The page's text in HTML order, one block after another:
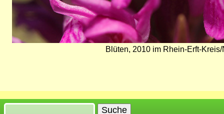
Blüten, 2010 im Rhein-Erft-
Suche